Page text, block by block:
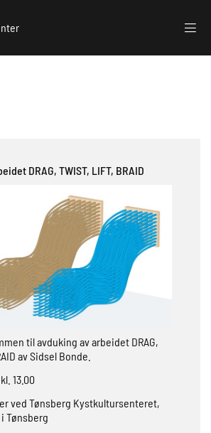
DRAG, TWIST, LIFT, BRAID
til avduking av arbeidet DRAG,
av Sidsel Bonde.
13.00
ved Tønsberg Kystkultursenteret,
Tønsberg